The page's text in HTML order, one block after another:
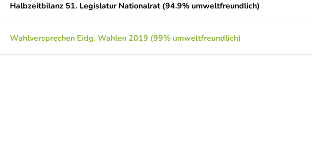
Halbzeitbilanz 51. Legislatur Nationalrat (94.9% umweltfreundlich)
Wahlversprechen Eidg. Wahlen 2019 (99% umweltfreundlich)